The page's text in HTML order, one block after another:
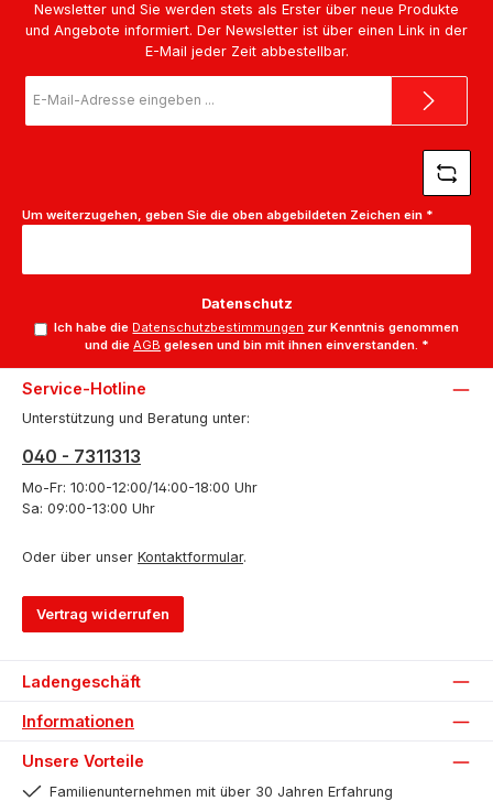
Newsletter und Sie werden stets als Erster über neue Produkte
und Angebote informiert. Der Newsletter ist über einen Link in der
E-Mail jeder Zeit abbestellbar.
Mail-
Adresse
Um weiterzugehen, geben Sie die oben abgebildeten Zeichen ein *
Datenschutz
Ich habe die Datenschutzbestimmungen zur Kenntnis genommen
und dieAGB gelesen und bin mit ihnen einverstanden. *
Service-Hotline
Unterstützung und Beratung unter:
040 - 7311313
Mo-Fr: 10:00-12:00/14:00-18:00 Uhr
Sa: 09:00-13:00 Uhr
Oder über unser Kontaktformular.
Vertrag widerrufen
Ladengeschäft
Informationen
Unsere Vorteile
Familienunternehmen mit über 30 Jahren Erfahrung